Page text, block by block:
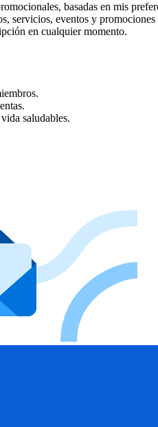
basadas en mis
servicios, eventos y promociones
en cualquier momento.
saludables.